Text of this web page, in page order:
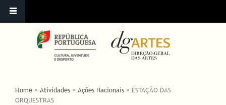
YOU ARE HERE
Home » Atividades » Ações Nacionais » ESTAÇÃO DAS
ORQUESTRAS